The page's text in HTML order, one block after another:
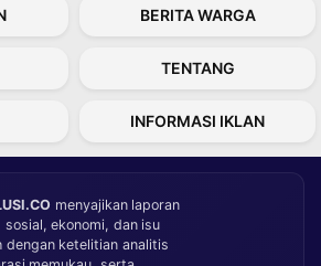
BERITA WARGA
TENTANG
INFORMASI IKLAN
menyajikan laporan
sosial, ekonomi, dan isu
dengan ketelitian analitis